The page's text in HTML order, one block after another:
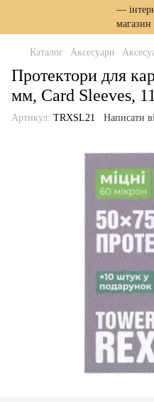
Каталог Аксесуари
Протектори для
мм, Card Sleeves,
Артикул: TRXSL21 Написати